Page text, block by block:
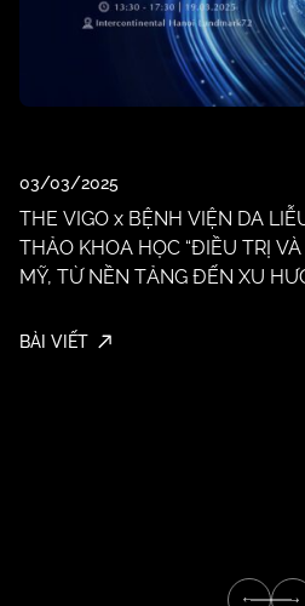
03/03/2025
THE VIGO x BỆNH VIỆN DA
THẢO KHOA HỌC “ĐIỀU TRỊ
MỸ, TỪ NỀN TẢNG ĐẾN XU
BÀI VIẾT